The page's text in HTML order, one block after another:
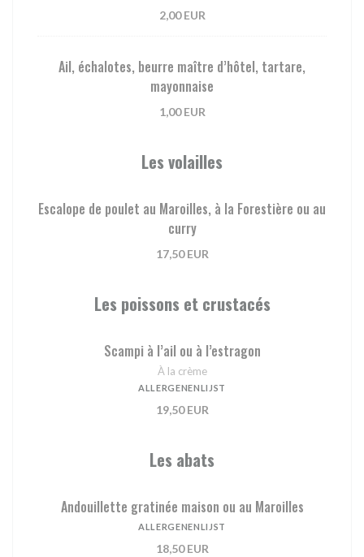
2,00 EUR
Ail, échalotes, beurre maître d’hôtel, tartare,
mayonnaise
1,00 EUR
Les volailles
Escalope de poulet au Maroilles, à la Forestière ou au
curry
17,50 EUR
Les poissons et crustacés
Scampi à l’ail ou à l’estragon
À la crème
ALLERGENENLIJST
19,50 EUR
Les abats
Andouillette gratinée maison ou au Maroilles
ALLERGENENLIJST
18,50 EUR